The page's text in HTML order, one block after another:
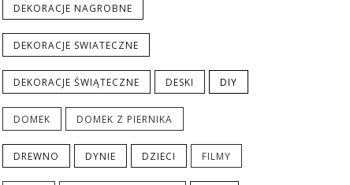
DEKORACJE NAGROBNE
DEKORACJE SWIATECZNE
DEKORACJE ŚWIĄTECZNE DESKI DIY
DOMEK DOMEK Z PIERNIKA
DREWNO DYNIE DZIECI FILMY